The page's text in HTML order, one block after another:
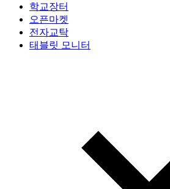
학교장터
오픈마켓
전자교탁
태블릿 모니터